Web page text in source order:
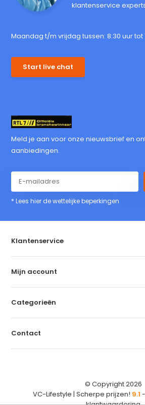
klantenservice
Maandag t/m vrijdag tussen: 8:30 uur tot
Start live chat
Meld je aan voor onze nieuwsbrief en
aanbiedingen.
* Lees hier de wettelijke beperkingen
Klantenservice
Mijn account
Categorieën
Contact
© Copyright 2026
VC-Lifestyle | Scherpe prijzen! 9.1